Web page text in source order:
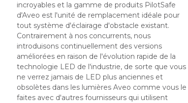
incroyables et la gamme de produits PilotSafe
d'Aveo est l'unité de remplacement idéale pour
tout système d'éclairage d'obstacle existant.
Contrairement à nos concurrents, nous
introduisons continuellement des versions
améliorées en raison de l'évolution rapide de la
technologie LED de l'industrie, de sorte que vous
ne verrez jamais de LED plus anciennes et
obsolètes dans les lumières Aveo comme vous le
faites avec d'autres fournisseurs qui utilisent